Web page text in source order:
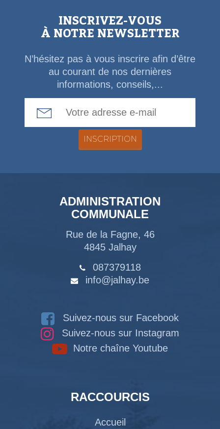
INSCRIVEZ-VOUS
À NOTRE NEWSLETTER
N’hésitez pas à vous inscrire afin d’être
au courant de nos dernières
informations, conseils,...
ADMINISTRATION
COMMUNALE
Rue de la Fagne, 46
4845 Jalhay
087379118
info@jalhay.be
Suivez-nous sur Facebook
Suivez-nous sur Instagram
Notre chaîne Youtube
RACCOURCIS
Accueil